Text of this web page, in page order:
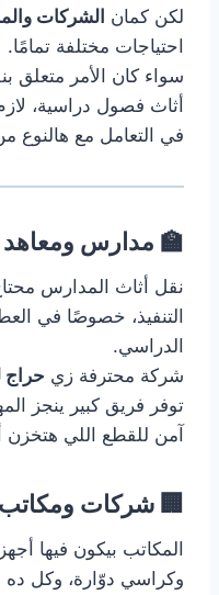
لكن كمان الشركات
احتياجات مختلفة تمامًا.
سواء كان الأمر متعلق
أثاث فصول دراسية،
في التعامل مع هالنوع
🏫 مدارس ومعاهد
نقل أثاث المدارس
التنفيذ، خصوصًا في
الدراسي.
شركة محترفة زي حراج
توفر فريق كبير ينجز
آمن للقطع اللي هتخزن
🏢 شركات ومكاتب
المكاتب بيكون فيها
وكراسي دوّارة، وكل